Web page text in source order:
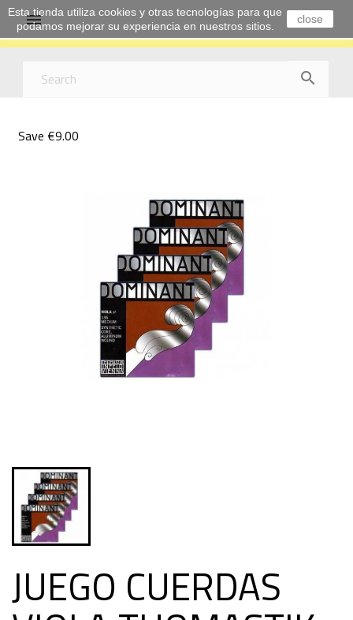


Save €9.00
JUEGO CUERDAS
Esta tienda utiliza cookies y otras tecnologías para que
podamos mejorar su experiencia en nuestros sitios.
close